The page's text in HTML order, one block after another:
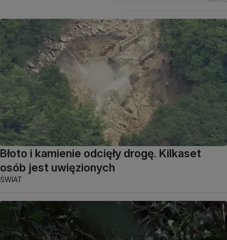
Błoto i kamienie odcięły drogę. Kilkaset
osób jest uwięzionych
ŚWIAT